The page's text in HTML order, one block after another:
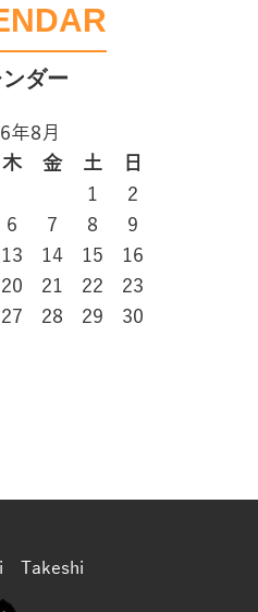
年8月
木 金 土
日
1
2
6 7 8
9
13 14 15
16
20 21 22
23
27 28 29
30
Takeshi